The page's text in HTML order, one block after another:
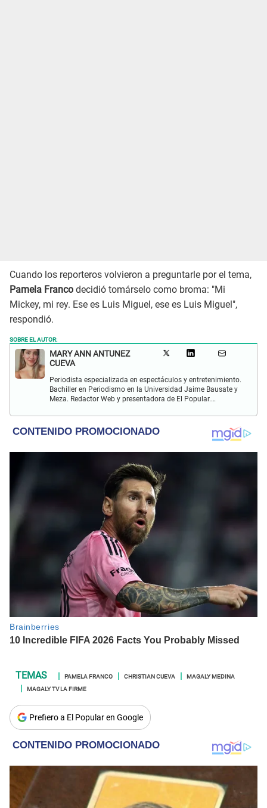
Cuando los reporteros volvieron a preguntarle por el tema,
Pamela Franco decidió tomárselo como broma: "Mi
Mickey, mi rey. Ese es Luis Miguel, ese es Luis Miguel",
respondió.
SOBRE EL AUTOR:
MARY ANN ANTUNEZ
CUEVA
Periodista especializada en espectáculos y entretenimiento.
Bachiller en Periodismo en la Universidad Jaime Bausate y
Meza. Redactor Web y presentadora de El Popular.
y espectáculos internacional.
PAMELA FRANCO CHRISTIAN CUEVA
MAGALY MEDINA
MAGALY TV LA FIRME
Prefiero a El Popular en Google